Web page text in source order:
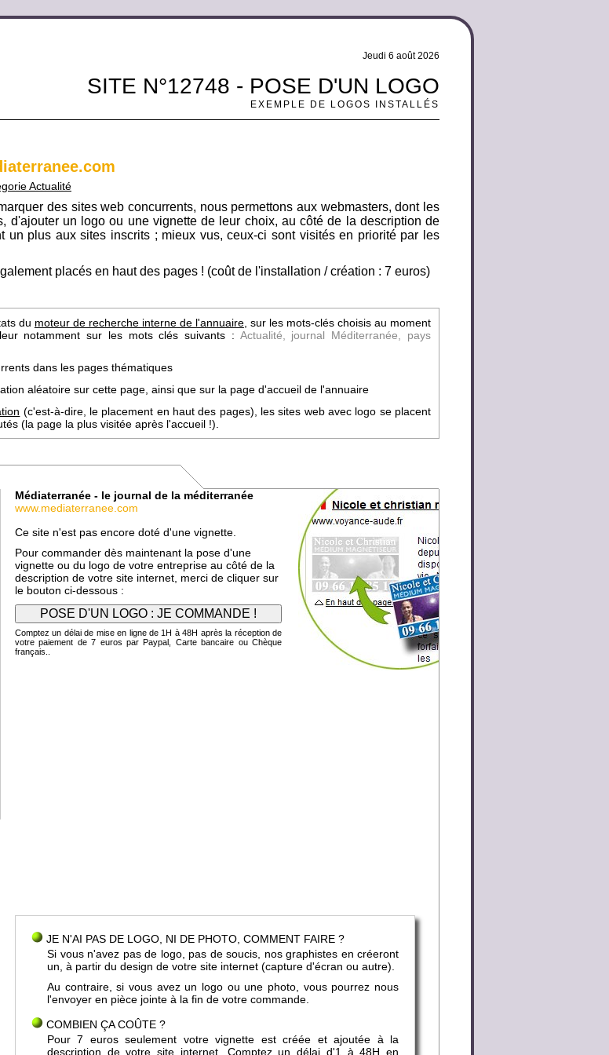
Jeudi 6 août 2026
SITE N°12748 - POSE D'UN LOGO
EXEMPLE DE LOGOS INSTALLÉS
Actualité
des sites web concurrents, nous permettons aux webmasters, dont les
d'ajouter un logo ou une vignette de leur choix, au côté de la description de
un plus aux sites inscrits ; mieux vus, ceux-ci sont visités en priorité par les
placés en haut des pages ! (coût de l'installation / création : 7 euros)
du moteur de recherche interne de l'annuaire, sur les mots-clés choisis au moment
notamment sur les mots clés suivants : Actualité, journal Méditerranée, pays
dans les pages thématiques
aléatoire sur cette page, ainsi que sur la page d'accueil de l'annuaire
(c'est-à-dire, le placement en haut des pages), les sites web avec logo se placent
(la page la plus visitée après l'accueil !).
Médiaterranée - le journal de la méditerranée
www.mediaterranee.com
Ce site n'est pas encore doté d'une vignette.
Pour commander dès maintenant la pose d'une
vignette ou du logo de votre entreprise au côté de la
description de votre site internet, merci de cliquer sur
le bouton ci-dessous :
Comptez un délai de mise en ligne de 1H à 48H après la réception de
votre paiement de 7 euros par Paypal, Carte bancaire ou Chèque
français..
JE N'AI PAS DE LOGO, NI DE PHOTO, COMMENT FAIRE ?
Si vous n'avez pas de logo, pas de soucis, nos graphistes en créeront
un, à partir du design de votre site internet (capture d'écran ou autre).
Au contraire, si vous avez un logo ou une photo, vous pourrez nous
l'envoyer en pièce jointe à la fin de votre commande.
COMBIEN ÇA COÛTE ?
Pour 7 euros seulement votre vignette est créée et ajoutée à la
description de votre site internet. Comptez un délai d'1 à 48H en